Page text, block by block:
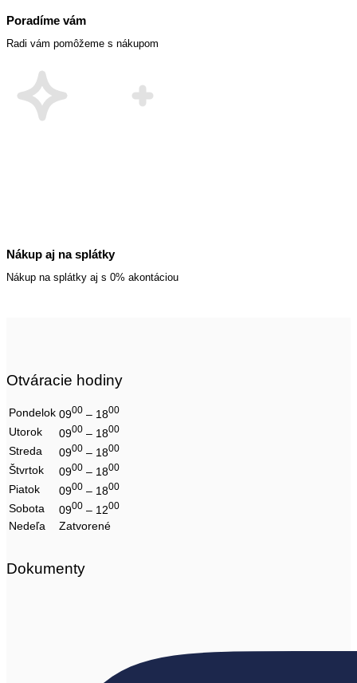
Poradíme vám
Radi vám pomôžeme s nákupom
Nákup aj na splátky
Nákup na splátky aj s 0% akontáciou
Otváracie hodiny
Pondelok 0900 – 1800
Utorok 0900 – 1800
Streda 0900 – 1800
Štvrtok 0900 – 1800
Piatok 0900 – 1800
Sobota 0900 – 1200
Nedeľa Zatvorené
Dokumenty